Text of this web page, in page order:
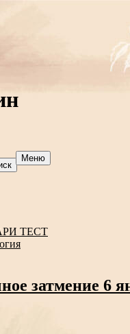
Меню
ТЕСТ
затмение 6